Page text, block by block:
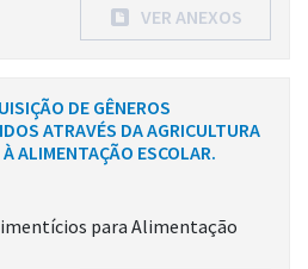
VER ANEXOS
DE GÊNEROS
ATRAVÉS DA AGRICULTURA
ALIMENTAÇÃO ESCOLAR.
para Alimentação